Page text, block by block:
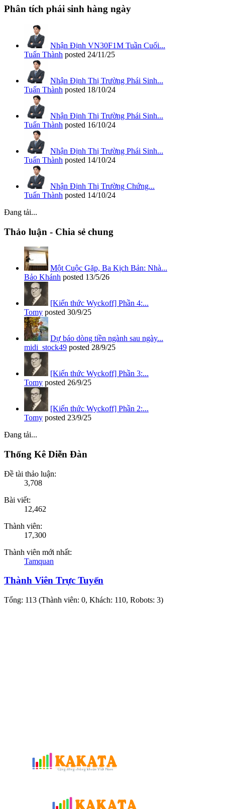
Phân tích phái sinh hàng ngày
Nhận Định VN30F1M Tuần Cuối...
Tuấn Thành posted 24/11/25
Nhận Định Thị Trường Phái Sinh...
Tuấn Thành posted 18/10/24
Nhận Định Thị Trường Phái Sinh...
Tuấn Thành posted 16/10/24
Nhận Định Thị Trường Phái Sinh...
Tuấn Thành posted 14/10/24
Nhận Định Thị Trường Chứng...
Tuấn Thành posted 14/10/24
Đang tải...
Thảo luận - Chia sẻ chung
Một Cuộc Gặp, Ba Kịch Bản: Nhà...
Bảo Khánh posted 13/5/26
[Kiến thức Wyckoff] Phần 4:...
Tomy posted 30/9/25
Dự báo dòng tiền ngành sau ngày...
midi_stock49 posted 28/9/25
[Kiến thức Wyckoff] Phần 3:...
Tomy posted 26/9/25
[Kiến thức Wyckoff] Phần 2:...
Tomy posted 23/9/25
Đang tải...
Thống Kê Diễn Đàn
Đề tài thảo luận:
3,708
Bài viết:
12,462
Thành viên:
17,300
Thành viên mới nhất:
Tamquan
Thành Viên Trực Tuyến
Tổng: 113 (Thành viên: 0, Khách: 110, Robots: 3)